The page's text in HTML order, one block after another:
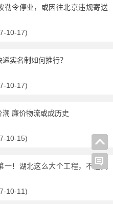
勒令停业，或因往北京违规寄送
10-17)
实名制如何推行？
10-17)
廉价物流或成历史
10-15)
一！湖北这么大个工程，不在武
10-11)